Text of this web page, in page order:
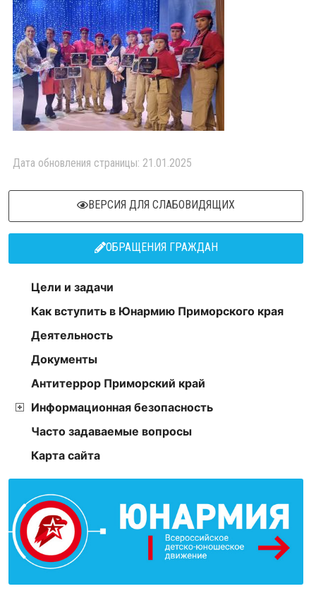
Дата обновления страницы: 21.01.2025
ВЕРСИЯ ДЛЯ СЛАБОВИДЯЩИХ
ОБРАЩЕНИЯ ГРАЖДАН
Цели и задачи
Как вступить в Юнармию Приморского края
Деятельность
Документы
Антитеррор Приморский край
Информационная безопасность
Часто задаваемые вопросы
Карта сайта